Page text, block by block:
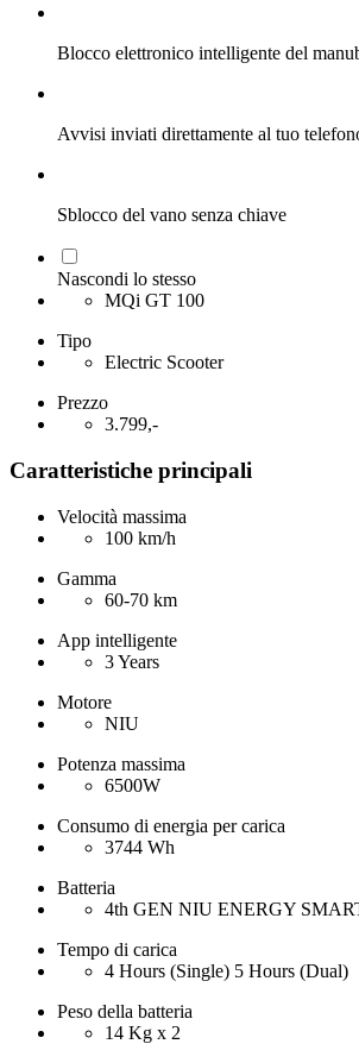
Blocco elettronico intelligente del
Avvisi inviati direttamente al tuo
Sblocco del vano senza chiave
Nascondi lo stesso
MQi GT 100
Tipo
Electric Scooter
Prezzo
3.799,-
Caratteristiche principali
Velocità massima
100 km/h
Gamma
60-70 km
App intelligente
3 Years
Motore
NIU
Potenza massima
6500W
Consumo di energia per carica
3744 Wh
Batteria
4th GEN NIU ENERGY
Tempo di carica
4 Hours (Single) 5 Hours (Dual)
Peso della batteria
14 Kg x 2